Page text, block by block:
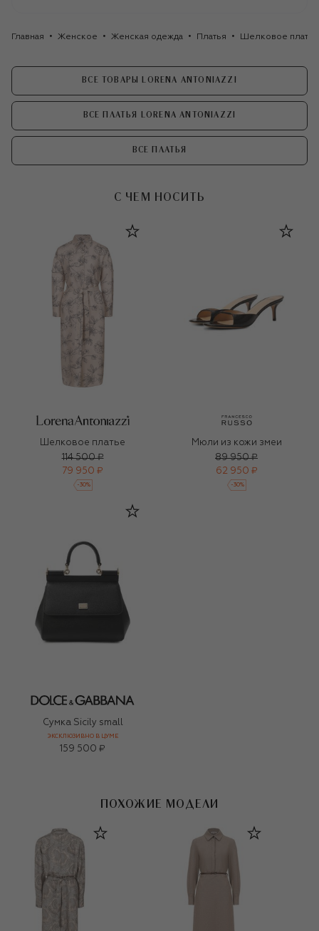
Главная Женское Женская одежда Платья Шелковое
ВСЕ ТОВАРЫ LORENA ANTONIAZZI
ВСЕ ПЛАТЬЯ LORENA ANTONIAZZI
ВСЕ ПЛАТЬЯ
С ЧЕМ НОСИТЬ
Шелковое платье
114 500 ₽
79 950 ₽
-30%
Мюли из кожи змеи
89 950 ₽
62 950 ₽
-30%
Сумка Sicily small
ЭКСКЛЮЗИВНО В ЦУМЕ
159 500 ₽
ПОХОЖИЕ МОДЕЛИ